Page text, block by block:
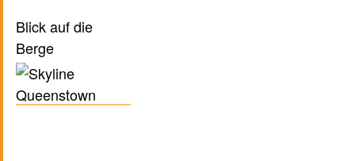
Blick auf die
Berge